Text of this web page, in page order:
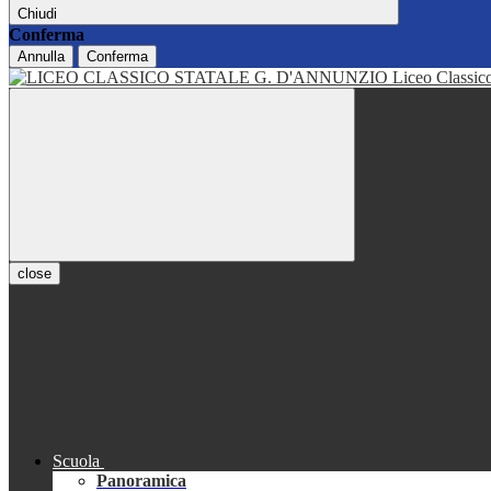
Chiudi
Conferma
Annulla Conferma
Liceo
close
Scuola
Panoramica